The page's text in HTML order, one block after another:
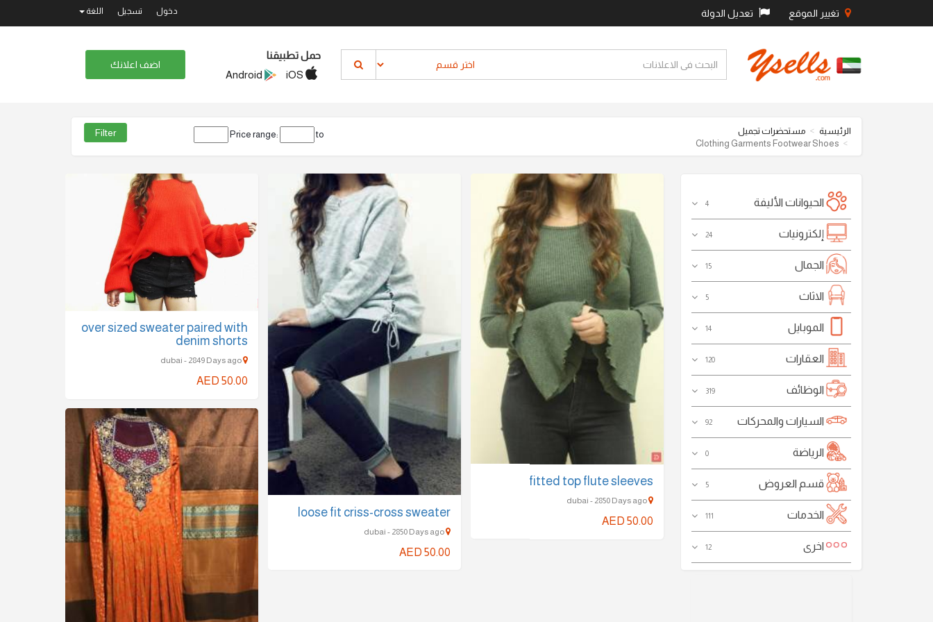
تغيير الموقع تعديل الدولة دخول تسجيل اللغة
حمل تطبيقنا
اضف اعلانك
الرئيسية
مستحضرات تجميل
Clothing Garments Footwear Shoes
Price range: to
الحيوانات الأليفة 4
إلكترونيات 24
الجمال 15
الاثاث 5
الموبايل 14
العقارات 120
الوظائف 319
السيارات والمحركات 92
الرياضة 0
قسم العروض 5
الخدمات 111
اخرى 12
over sized sweater paired with
denim shorts
dubai - 2849 Days ago
AED 50.00
loose fit criss-cross sweater
dubai - 2850 Days ago
AED 50.00
fitted top flute sleeves
dubai - 2850 Days ago
AED 50.00